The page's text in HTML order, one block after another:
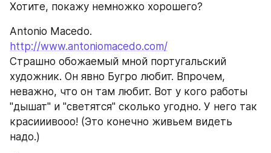
Хотите, покажу немножко хорошего?
Antonio Macedo.
http://www.antoniomacedo.com/
Страшно обожаемый мной португальский
художник. Он явно Бугро любит. Впрочем,
неважно, что он там любит. Вот у кого работы
"дышат" и "светятся" сколько угодно. У него так
красииивооо! (Это конечно живьем видеть
надо.)